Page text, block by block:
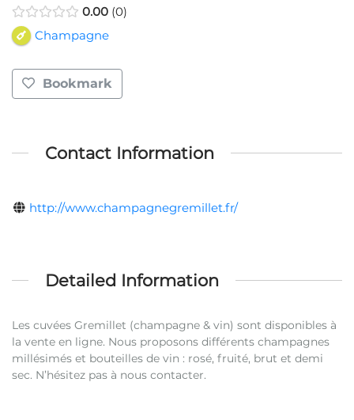
0.00 0
Champagne
Bookmark
Contact Information
http://www.champagnegremillet.fr/
Detailed Information
Les cuvées Gremillet (champagne & vin) sont disponibles à
la vente en ligne. Nous proposons différents champagnes
millésimés et bouteilles de vin : rosé, fruité, brut et demi
sec. N’hésitez pas à nous contacter.